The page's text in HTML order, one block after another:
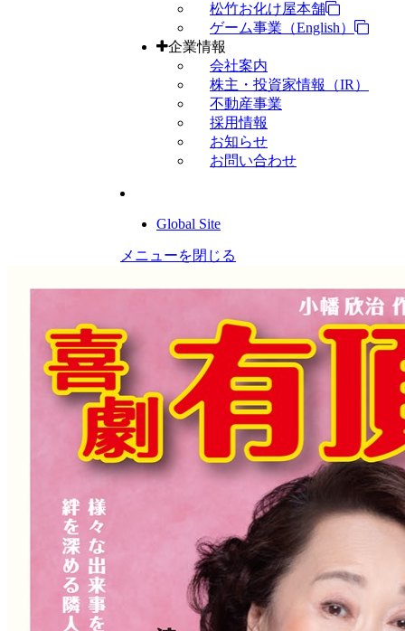
松竹お化け屋本舗
ゲーム事業（English）
企業情報
会社案内
株主・投資家情報（IR）
不動産事業
採用情報
お知らせ
お問い合わせ
Global Site
メニューを閉じる